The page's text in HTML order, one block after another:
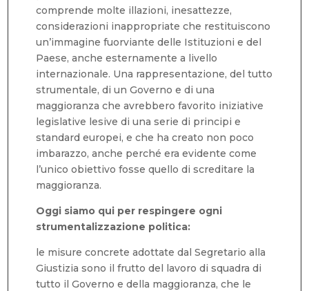
comprende molte illazioni, inesattezze,
considerazioni inappropriate che restituiscono
un’immagine fuorviante delle Istituzioni e del
Paese, anche esternamente a livello
internazionale. Una rappresentazione, del tutto
strumentale, di un Governo e di una
maggioranza che avrebbero favorito iniziative
legislative lesive di una serie di principi e
standard europei, e che ha creato non poco
imbarazzo, anche perché era evidente come
l’unico obiettivo fosse quello di screditare la
maggioranza.
Oggi siamo qui per respingere ogni
strumentalizzazione politica:
le misure concrete adottate dal Segretario alla
Giustizia sono il frutto del lavoro di squadra di
tutto il Governo e della maggioranza, che le